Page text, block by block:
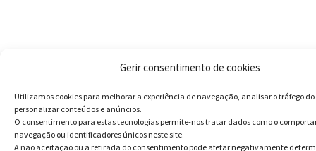
Gerir consentimento de cookies
Utilizamos cookies para melhorar a experiência de navegação, analisar o tráfego do
personalizar conteúdos e anúncios.
O consentimento para estas tecnologias permite-nos tratar dados como o
navegação ou identificadores únicos neste site.
A não aceitação ou a retirada do consentimento pode afetar negativamente